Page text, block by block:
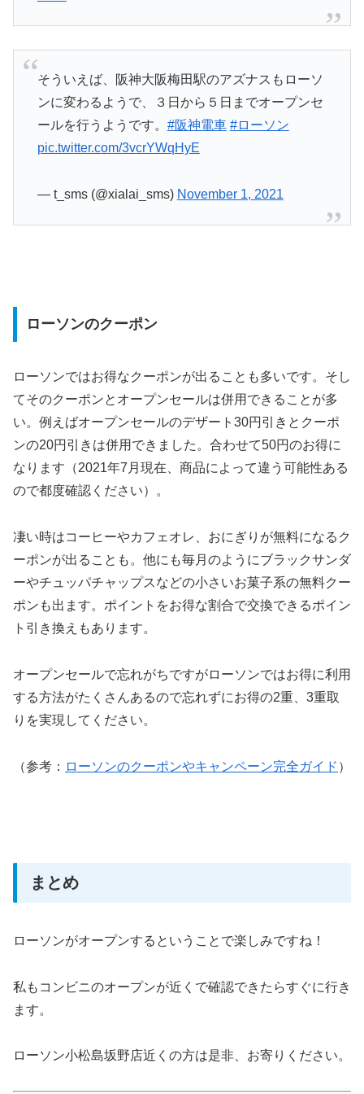
そういえば、阪神大阪梅田駅のアズナスもローソ
ンに変わるようで、３日から５日までオープンセ
ールを行うようです。 #阪神電車 #ローソン
pic.twitter.com/3vcrYWqHyE
— t_sms (@xialai_sms) November 1, 2021
ローソンのクーポン
ローソンではお得なクーポンが出ることも多いです。そし
てそのクーポンとオープンセールは併用できることが多
い。例えばオープンセールのデザート30円引きとクーポ
ンの20円引きは併用できました。合わせて50円のお得に
なります（2021年7月現在、商品によって違う可能性ある
ので都度確認ください）。
凄い時はコーヒーやカフェオレ、おにぎりが無料になるク
ーポンが出ることも。他にも毎月のようにブラックサンダ
ーやチュッパチャップスなどの小さいお菓子系の無料クー
ポンも出ます。ポイントをお得な割合で交換できるポイン
ト引き換えもあります。
オープンセールで忘れがちですがローソンではお得に利用
する方法がたくさんあるので忘れずにお得の2重、3重取
りを実現してください。
（参考： ローソンのクーポンやキャンペーン完全ガイド ）
まとめ
ローソンがオープンするということで楽しみですね！
私もコンビニのオープンが近くで確認できたらすぐに行き
ます。
ローソン小松島坂野店近くの方は是非、お寄りください。